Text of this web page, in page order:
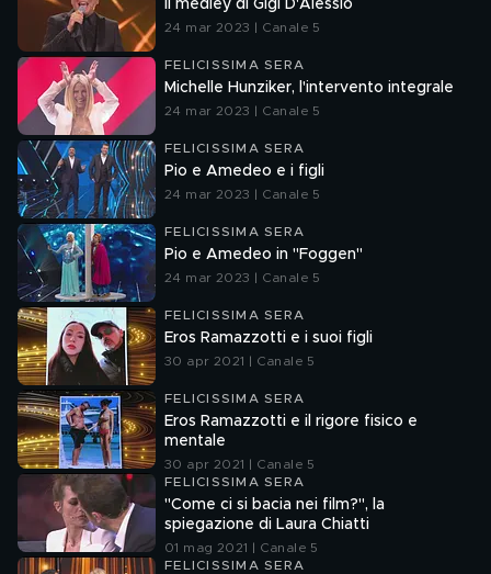
Il medley di Gigi D'Alessio
24 mar 2023 | Canale 5
FELICISSIMA SERA
Michelle Hunziker, l'intervento integrale
24 mar 2023 | Canale 5
FELICISSIMA SERA
Pio e Amedeo e i figli
24 mar 2023 | Canale 5
FELICISSIMA SERA
Pio e Amedeo in "Foggen"
24 mar 2023 | Canale 5
FELICISSIMA SERA
Eros Ramazzotti e i suoi figli
30 apr 2021 | Canale 5
FELICISSIMA SERA
Eros Ramazzotti e il rigore fisico e
mentale
30 apr 2021 | Canale 5
FELICISSIMA SERA
"Come ci si bacia nei film?", la
spiegazione di Laura Chiatti
01 mag 2021 | Canale 5
FELICISSIMA SERA